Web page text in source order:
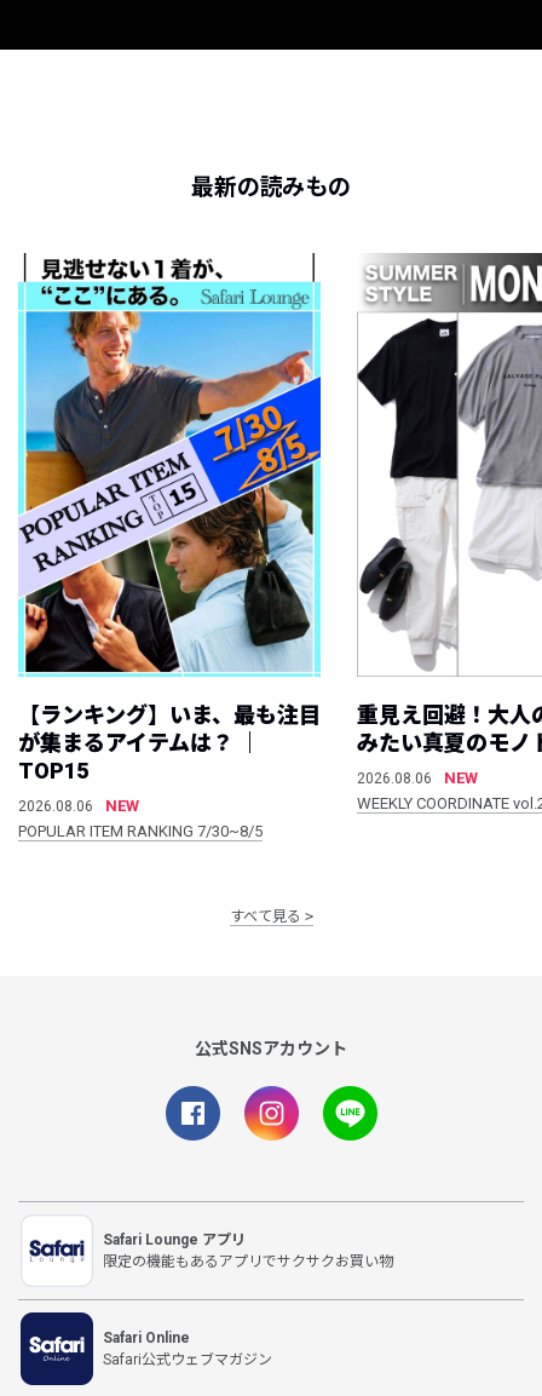
最新の読みもの
【ランキング】いま、最も注目
が集まるアイテムは？ ｜
TOP15
2026.08.06
NEW
POPULAR ITEM RANKING 7/30~8/5
重見え回避！大人
みたい真夏のモノ
2026.08.06
NEW
WEEKLY COORDINATE
すべて見る
公式SNSアカウント
Safari Lounge アプリ
限定の機能もあるアプリでサクサクお買い物
Safari Online
Safari公式ウェブマガジン